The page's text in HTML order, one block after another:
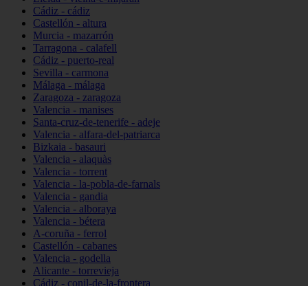
Cádiz - cádiz
Castellón - altura
Murcia - mazarrón
Tarragona - calafell
Cádiz - puerto-real
Sevilla - carmona
Málaga - málaga
Zaragoza - zaragoza
Valencia - manises
Santa-cruz-de-tenerife - adeje
Valencia - alfara-del-patriarca
Bizkaia - basauri
Valencia - alaquàs
Valencia - torrent
Valencia - la-pobla-de-farnals
Valencia - gandia
Valencia - alboraya
Valencia - bétera
A-coruña - ferrol
Castellón - cabanes
Valencia - godella
Alicante - torrevieja
Cádiz - conil-de-la-frontera